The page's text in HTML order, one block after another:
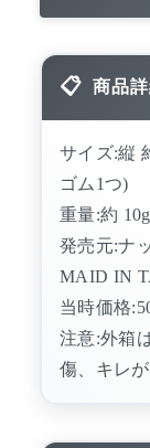
商品
サイズ:縦
ゴム1つ)
重量:約
発売元:ナ
MAID IN
当時価格
注意:外箱
傷、キレが